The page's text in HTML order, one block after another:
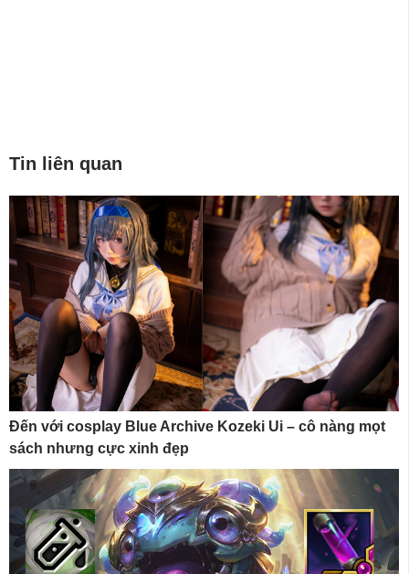
Tin liên quan
Đến với cosplay Blue Archive Kozeki Ui – cô nàng mọt
sách nhưng cực xinh đẹp